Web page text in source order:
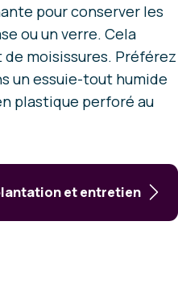
pour conserver les
ou un verre. Cela
moisissures. Préférez
un essuie-tout humide
plastique perforé au
et entretien